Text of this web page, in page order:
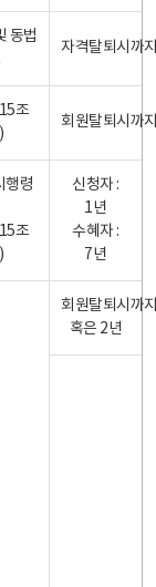
동법
자격탈퇴시까
조
회원탈퇴시까
행령
조
신청자 :
1년
수혜자 :
7년
회원탈퇴시까
혹은 2년